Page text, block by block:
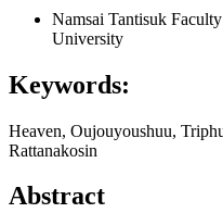
Namsai Tantisuk
University
Keywords:
Heaven, Oujouyoushuu,
Rattanakosin
Abstract